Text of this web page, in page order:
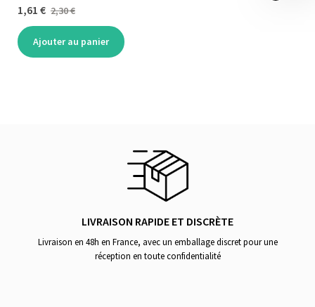
1,61 € 2,30 €
Ajouter au panier
LIVRAISON RAPIDE ET DISCRÈTE
Livraison en 48h en France, avec un emballage discret pour une
réception en toute confidentialité